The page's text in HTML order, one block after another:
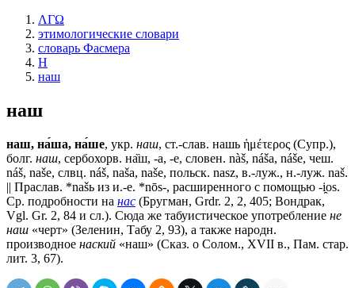
ΛΓΩ
этимологические словари
словарь Фасмера
Н
наш
наш
наш, на́ша, на́ше, укр. наш, ст.-слав. нашь ἡμέτερος (Супр.),
болг. наш, сербохорв. на̏ш, -а, -е, словен. nàš, náša, náše, чеш.
náš, nаšе, слвц. náš, nаšа, nаšе, польск. nasz, в.-луж., н.-луж. nаš.
|| Праслав. *nаšь из и.-е. *nōs-, расширенного с помощью -i̯os.
Ср. подробности на нас (Бругман, Grdr. 2, 2, 405; Вондрак,
Vgl. Gr. 2, 84 и сл.). Сюда же табуистическое употребление не
наш «черт» (Зеленин, Табу 2, 93), а также народн.
производное наский «наш» (Сказ. о Солом., XVII в., Пам. стар.
лит. 3, 67).